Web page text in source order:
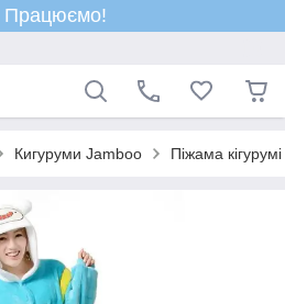
Кигуруми Jamboo Піжама